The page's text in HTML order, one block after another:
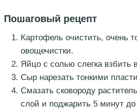
Пошаговый рецепт
Картофель очистить, очень
овощечистки.
Яйцо с солью слегка взбить
Сыр нарезать тонкими
Смазать сковороду
слой и поджарить 5 минут до